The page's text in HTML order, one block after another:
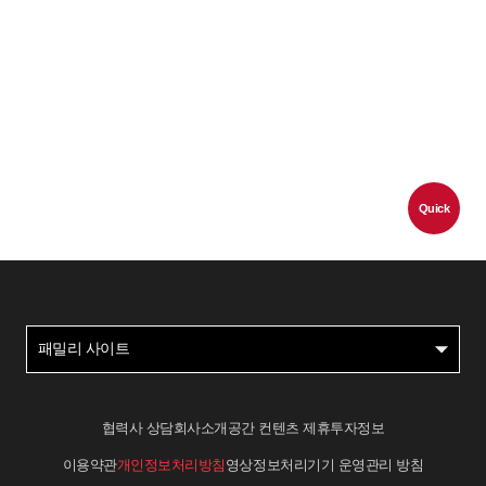
Quick
패밀리 사이트
협력사 상담회사소개 공간 컨텐츠 제휴투자정보
이용약관개인정보처리방침 영상정보처리기기 운영관리 방침